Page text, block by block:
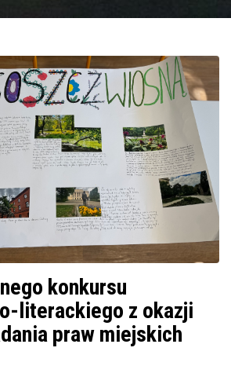
konkursu
literackiego z okazji
praw miejskich